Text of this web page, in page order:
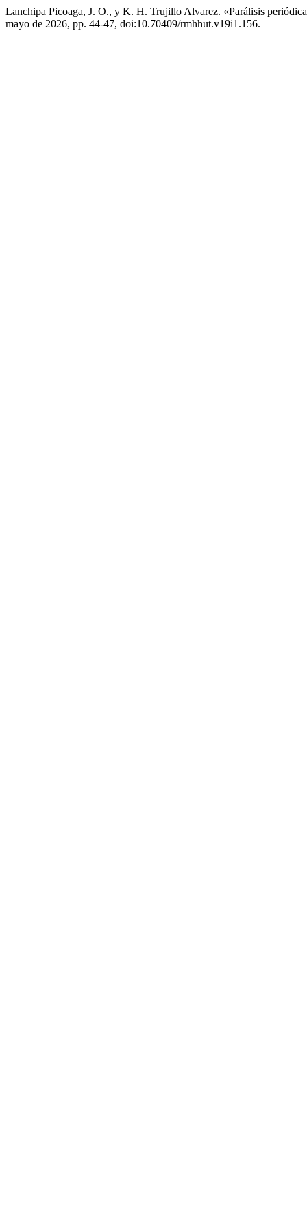
Lanchipa Picoaga, J. O., y K. H. Trujillo Alvarez. «Parálisis
mayo de 2026, pp. 44-47, doi:10.70409/rmhhut.v19i1.156.